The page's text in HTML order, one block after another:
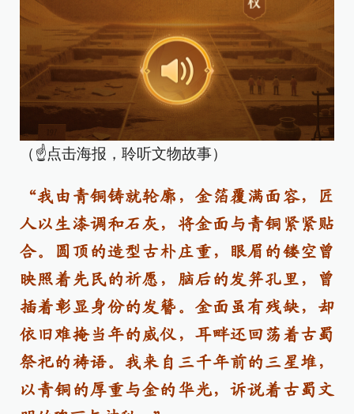
（☝点击海报，聆听文物故事）
“我由青铜铸就轮廓，金箔覆满面容，匠
人以生漆调和石灰，将金面与青铜紧紧贴
合。圆顶的造型古朴庄重，眼眉的镂空曾
映照着先民的祈愿，脑后的发笄孔里，曾
插着彰显身份的发簪。金面虽有残缺，却
依旧难掩当年的威仪，耳畔还回荡着古蜀
祭祀的祷语。我来自三千年前的三星堆，
以青铜的厚重与金的华光，诉说着古蜀文